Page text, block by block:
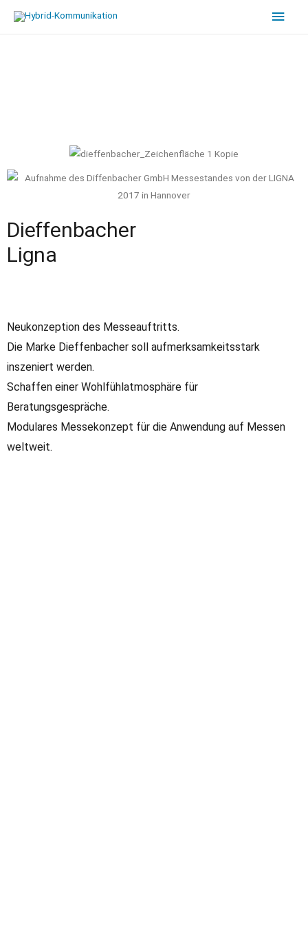
Dieffenbacher
Ligna
Neukonzeption des Messeauftritts.
Die Marke Dieffenbacher soll aufmerksamkeitsstark
inszeniert werden.
Schaffen einer Wohlfühlatmosphäre für
Beratungsgespräche.
Modulares Messekonzept für die Anwendung auf Messen
weltweit.